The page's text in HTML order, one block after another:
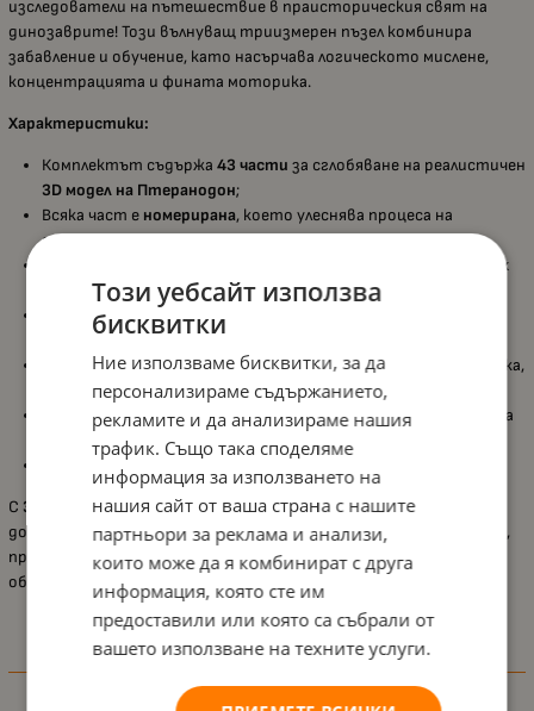
изследователи на пътешествие в праисторическия свят на
динозаврите! Този вълнуващ триизмерен пъзел комбинира
забавление и обучение, като насърчава логическото мислене,
концентрацията и фината моторика.
Характеристики:
Комплектът съдържа 43 части за сглобяване на реалистичен
3D модел на Птеранодон;
Всяка част е номерирана, което улеснява процеса на
сглобяване и насърчава вниманието към детайла;
44 х 55,5 х
Изработен отздрав и екологичен картон
многократна употреба;
Развивапространствената ориентация, фината моторика,
търпението и логическото мислене;
Включени саилюстрирани инструкции стъпка по стъпка
за
лесно и забавно сглобяване;
Подходяща възраст:
над 6 години.
С 3D пъзела Educa – Птеранодондецата ще се забавляват,
докато конструират своя собствен праисторически приятел,
превръщайки сглобяването в увлекателно приключение с
образователен елемент
Този уебсайт използва
бисквитки
Ние използваме бисквитки, за да
персонализираме съдържанието,
рекламите и да анализираме нашия
трафик. Също така споделяме
информация за използването на
нашия сайт от ваша страна с нашите
партньори за реклама и анализи,
които може да я комбинират с друга
информация, която сте им
предоставили или която са събрали от
вашето използване на техните услуги.